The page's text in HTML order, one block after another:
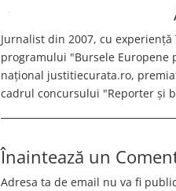
Jurnalist din 2007, cu
programului "Bursele
național justitiecurata.ro,
cadrul concursului "Reporter și
Înaintează un
Adresa ta de email nu va fi